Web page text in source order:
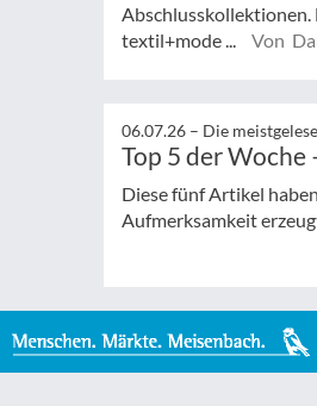
textil+mode ...
Von
06.07.26 – Die
Top 5 der
Diese fünf Artikel
Aufmerksamkeit